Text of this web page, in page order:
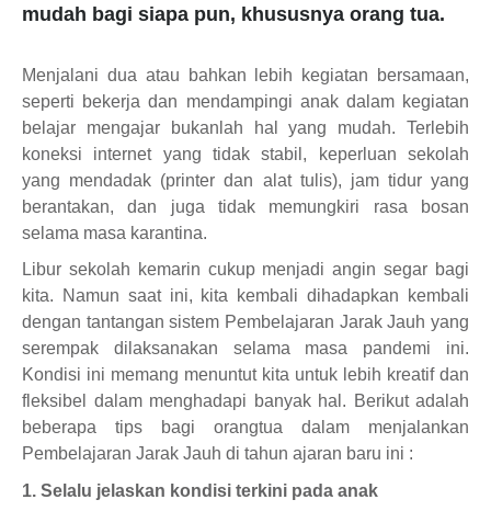
mudah bagi siapa pun, khususnya orang tua.
Menjalani dua atau bahkan lebih kegiatan bersamaan,
seperti bekerja dan mendampingi anak dalam kegiatan
belajar mengajar bukanlah hal yang mudah. Terlebih
koneksi internet yang tidak stabil, keperluan sekolah
yang mendadak (printer dan alat tulis), jam tidur yang
berantakan, dan juga tidak memungkiri rasa bosan
selama masa karantina.
Libur sekolah kemarin cukup menjadi angin segar bagi
kita. Namun saat ini, kita kembali dihadapkan kembali
dengan tantangan sistem Pembelajaran Jarak Jauh yang
serempak dilaksanakan selama masa pandemi ini.
Kondisi ini memang menuntut kita untuk lebih kreatif dan
fleksibel dalam menghadapi banyak hal. Berikut adalah
beberapa tips bagi orangtua dalam menjalankan
Pembelajaran Jarak Jauh di tahun ajaran baru ini :
1. Selalu jelaskan kondisi terkini pada anak